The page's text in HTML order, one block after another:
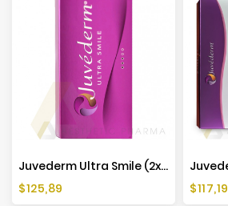
Juvederm Ultra Smile (2x0,55ml)
Cena
$125,89
Cena
$117,19